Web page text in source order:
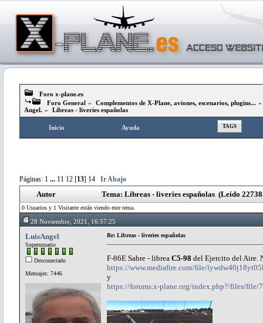
Foro x-plane.es
Foro General » Complementos de X-Plane, aviones, escenarios, plugins... »
Angel. » Libreas - liveries españolas
Inicio Ayuda TAGS
Páginas: 1 ... 11 12 [13] 14 Ir Abajo
Autor Tema: Libreas - liveries españolas (Leído
0 Usuarios y 1 Visitante están viendo este tema.
28 Noviembre, 2021, 16:57:25
LuisAngel
Superusuario
Desconectado
Mensajes: 7446
Re: Libreas - liveries españolas
F-86E Sabre - librea C5-98 del Ejercito del Aire.
https://www.mediafire.com/file/
y
https://forums.x-plane.org/index.php?/files/file/